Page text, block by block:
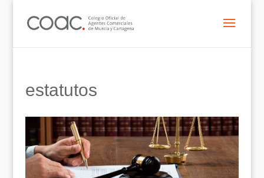
estatutos